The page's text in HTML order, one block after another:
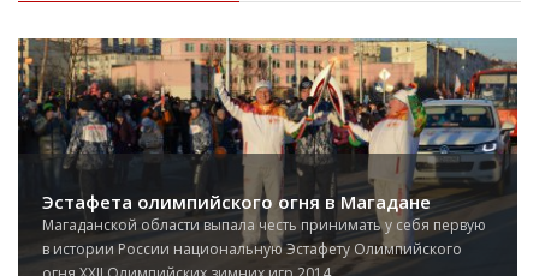
Эстафета олимпийского огня в Магадане
Магаданской области выпала честь принимать у себя первую
в истории России национальную Эстафету Олимпийского